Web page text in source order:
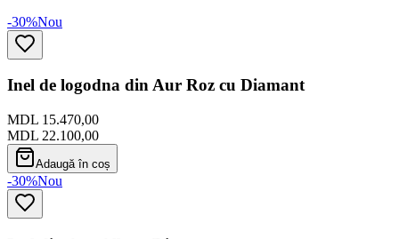
-30%Nou
Inel de logodna din Aur Roz cu Diamant
MDL 15.470,00
MDL 22.100,00
Adaugă în coș
-30%Nou